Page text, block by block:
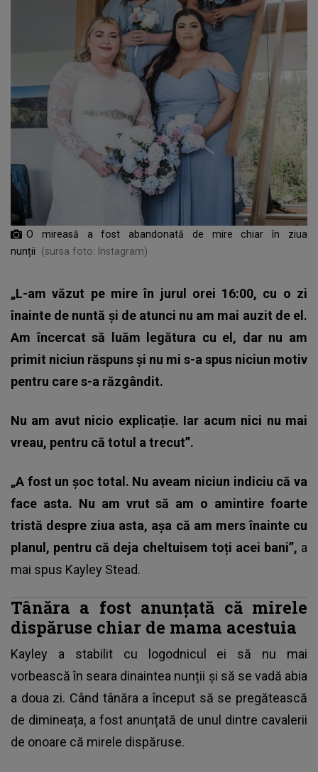
O mireasă a fost abandonată de mire chiar în ziua
nunții
(sursa foto: Instagram)
„L-am văzut pe mire în jurul orei 16:00, cu o zi
înainte de nuntă și de atunci nu am mai auzit de el.
Am încercat să luăm legătura cu el, dar nu am
primit niciun răspuns și nu mi s-a spus niciun motiv
pentru care s-a răzgândit.
Nu am avut nicio explicație. Iar acum nici nu mai
vreau, pentru că totul a trecut”.
„A fost un șoc total. Nu aveam niciun indiciu că va
face asta. Nu am vrut să am o amintire foarte
tristă despre ziua asta, așa că am mers înainte cu
planul, pentru că deja cheltuisem toți acei bani”, a
mai spus Kayley Stead.
Tânăra a fost anunțată că mirele
dispăruse chiar de mama acestuia
Kayley a stabilit cu logodnicul ei să nu mai
vorbească în seara dinaintea nunții și să se vadă abia
a doua zi. Când tânăra a început să se pregătească
de dimineața, a fost anunțată de unul dintre cavalerii
de onoare că mirele dispăruse.